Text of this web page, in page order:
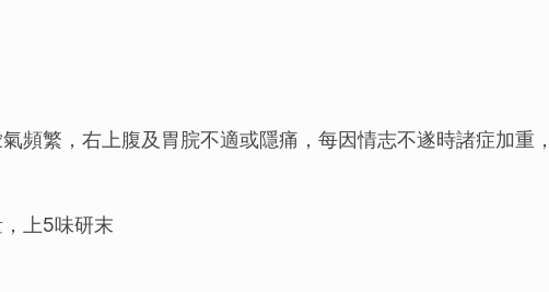
頻繁，右上腹及胃脘不適或隱痛，每因情志不遂時諸症加重
上5味研末